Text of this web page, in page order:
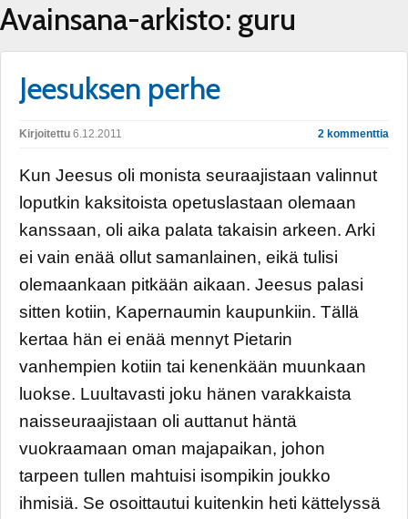
Avainsana-arkisto: guru
Jeesuksen perhe
Kirjoitettu 6.12.2011 2 kommenttia
Kun Jeesus oli monista seuraajistaan valinnut
loputkin kaksitoista opetuslastaan olemaan
kanssaan, oli aika palata takaisin arkeen. Arki
ei vain enää ollut samanlainen, eikä tulisi
olemaankaan pitkään aikaan. Jeesus palasi
sitten kotiin, Kapernaumin kaupunkiin. Tällä
kertaa hän ei enää mennyt Pietarin
vanhempien kotiin tai kenenkään muunkaan
luokse. Luultavasti joku hänen varakkaista
naisseuraajistaan oli auttanut häntä
vuokraamaan oman majapaikan, johon
tarpeen tullen mahtuisi isompikin joukko
ihmisiä. Se osoittautui kuitenkin heti kättelyssä